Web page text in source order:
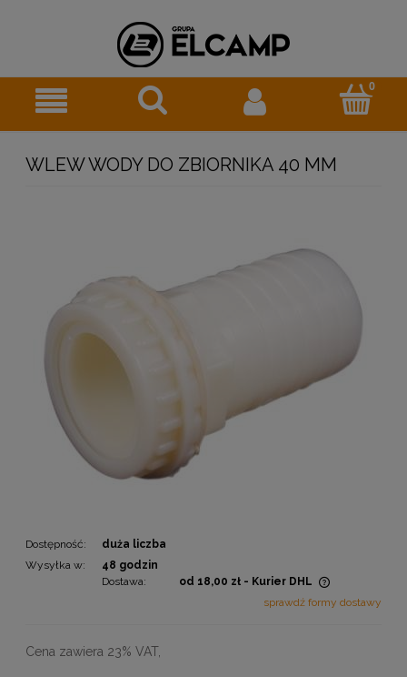
WLEW WODY DO ZBIORNIKA 40 MM
Dostępność:
duża liczba
Wysyłka w:
48 godzin
Dostawa:
od 18,00 zł - Kurier DHL
Cena nie zawiera ewentualnych kosztów płatności
sprawdź formy dostawy
Cena zawiera 23% VAT,